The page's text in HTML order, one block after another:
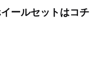
ールセットはコチ